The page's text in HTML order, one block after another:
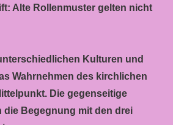
Alte Rollenmuster gelten nicht
Kulturen und
Wahrnehmen des kirchlichen
Die gegenseitige
die Begegnung mit den drei